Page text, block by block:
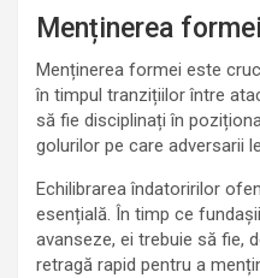
Menținerea
Menținerea formei este
în timpul tranzițiilor între
să fie disciplinați în
golurilor pe care adversarii
Echilibrarea îndatoririlor
esențială. În timp ce
avanseze, ei trebuie să fie,
retragă rapid pentru a